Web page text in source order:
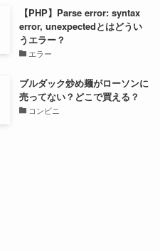
【PHP】Parse error: syntax
error, unexpectedとはどうい
うエラー？
エラー
ブルダック炒め麺がローソンに
売ってない？どこで買える？
コンビニ